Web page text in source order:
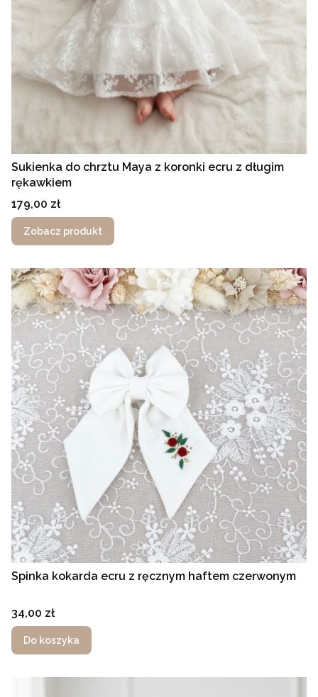
Sukienka do chrztu Maya z koronki ecru z długim
rękawkiem
Cena
179,00 zł
Zobacz produkt
Spinka kokarda ecru z ręcznym haftem czerwonym
Cena
34,00 zł
Do koszyka